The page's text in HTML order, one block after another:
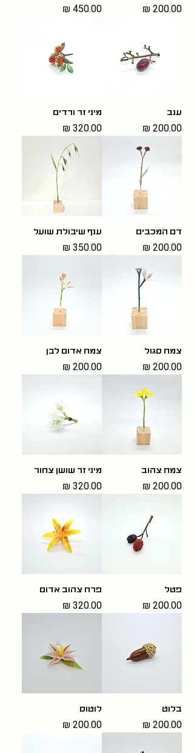
מחיר מחיר
ענב
מחיר
מיני זר ורדים
מחיר
דם המכבים
מחיר
ענף שיבולת שועל
מחיר
צמח סגול
מחיר
צמח אדום לבן
מחיר
צמח צהוב
מחיר
מיני זר שושן צחור
מחיר
פטל
מחיר
פרח צהוב אדום
מחיר
בלוט
מחיר
לוטוס
מחיר